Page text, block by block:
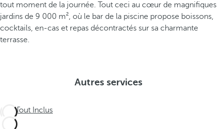
tout moment de la journée. Tout ceci au cœur de magnifiques
jardins de 9 000 m², où le bar de la piscine propose boissons,
cocktails, en-cas et repas décontractés sur sa charmante
terrasse.
Autres services
Tout Inclus